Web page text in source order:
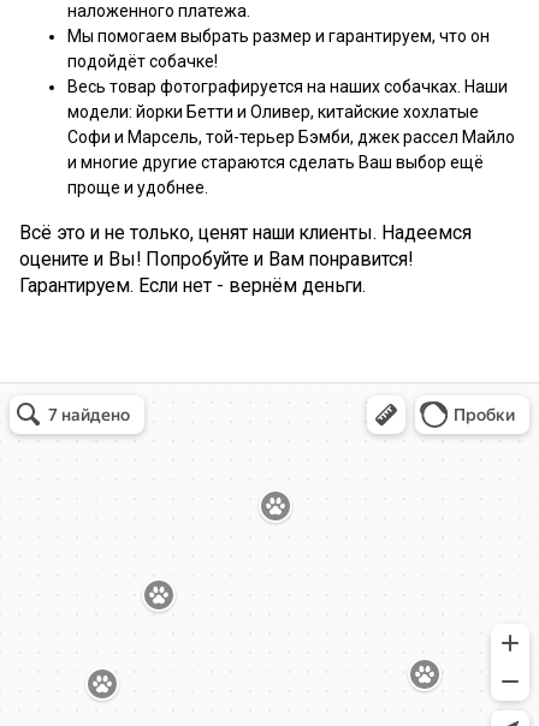
наложенного платежа.
Мы помогаем выбрать размер и гарантируем, что он
подойдёт собачке!
Весь товар фотографируется на наших собачках. Наши
модели: йорки Бетти и Оливер, китайские хохлатые
Софи и Марсель, той-терьер Бэмби, джек рассел Майло
и многие другие стараются сделать Ваш выбор ещё
проще и удобнее.
Всё это и не только, ценят наши клиенты. Надеемся
оцените и Вы! Попробуйте и Вам понравится!
Гарантируем. Если нет - вернём деньги.